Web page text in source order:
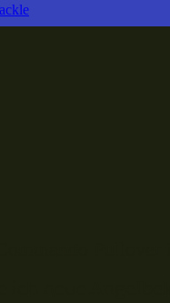
Pullover